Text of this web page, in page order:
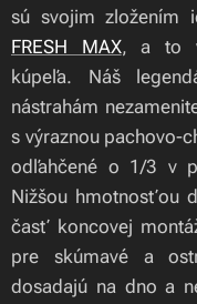
sú svojim zložením
FRESH MAX, a to
kúpeľa. Náš
nástrahám
s výraznou pachovo-
odľahčené o 1/3 v
Nižšou hmotnosťou
časť koncovej
pre skúmavé a
dosadajú na dno a